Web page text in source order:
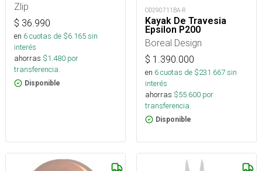
Zlip
$ 36.990
en 6cuotas de $6.165sin
interés
ahorras $1.480 por
transferencia.
Disponible
OD290711BA-R
Kayak De Travesia
Epsilon P200
Boreal Design
$ 1.390.000
en 6cuotas de $231.667sin
interés
ahorras $55.600 por
transferencia.
Disponible